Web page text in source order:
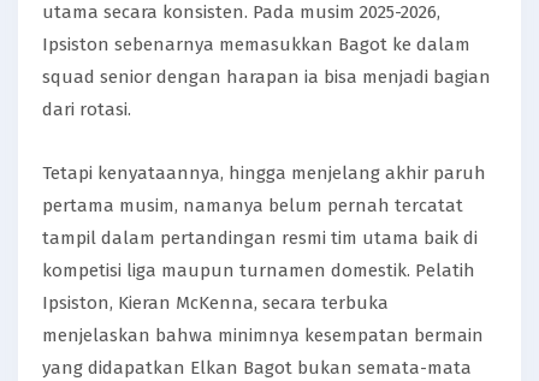
utama secara konsisten. Pada musim 2025-2026,
Ipsiston sebenarnya memasukkan Bagot ke dalam
squad senior dengan harapan ia bisa menjadi bagian
dari rotasi.
Tetapi kenyataannya, hingga menjelang akhir paruh
pertama musim, namanya belum pernah tercatat
tampil dalam pertandingan resmi tim utama baik di
kompetisi liga maupun turnamen domestik. Pelatih
Ipsiston, Kieran McKenna, secara terbuka
menjelaskan bahwa minimnya kesempatan bermain
yang didapatkan Elkan Bagot bukan semata-mata